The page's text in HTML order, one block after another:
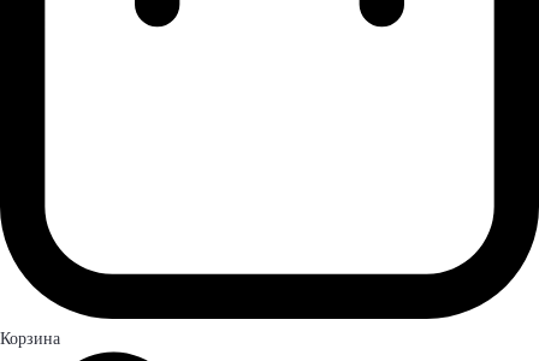
Корзина